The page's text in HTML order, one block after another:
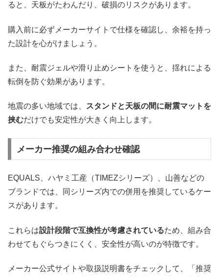
ると、天板がたわんだり、破損のリスクがあります。
購入前に必ずメーカーサイトで仕様を確認し、余裕を持っ
た設計を心がけましょう。
また、耐震ジェルや滑り止めシートを使うと、揺れによる
転倒を防ぐ効果があります。
地震の多い地域では、 スタンドと天板の間に耐震マットを
挟むだけでも安定性が大きく向上します。
メーカー推奨の組み合わせ確認
EQUALS、ハヤミ工産（TIMEZシリーズ）、山善などの
ブランドでは、同シリーズ内での併用を推奨しているケー
スがあります。
これらは設計段階で互換性が考慮されているため、組み合
わせてもぐらつきにくく、安全性が高いのが特徴です。
メーカー公式サイトや取扱説明書をチェックして、「推奨